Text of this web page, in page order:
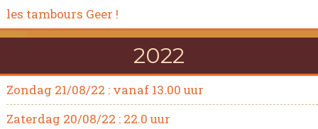
les tambours Geer !
2022
Zondag 21/08/22 : vanaf 13.00 uur
Zaterdag 20/08/22 : 22.0 uur